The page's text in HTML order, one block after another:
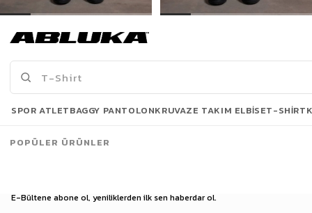
1.299,90 TL
Son Bakılanlar
E-Bültene abone ol, yeniliklerden ilk sen haberdar ol.
SPOR ATLETBAGGY PANTOLONKRUVAZE TAKIM ELBISET-SHIRT
POPÜLER ÜRÜNLER